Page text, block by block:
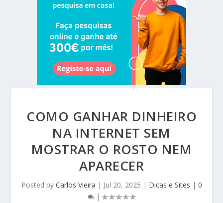
COMO GANHAR DINHEIRO
NA INTERNET SEM
MOSTRAR O ROSTO NEM
APARECER
Posted by Carlos Vieira | Jul 20, 2025 | Dicas e Sites | 0
|